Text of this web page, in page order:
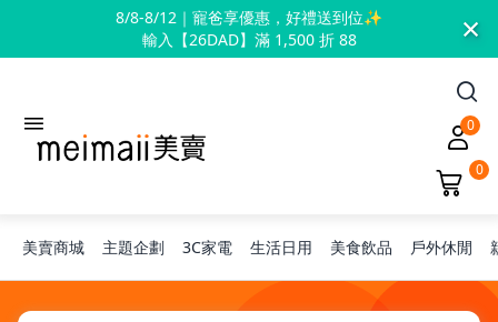
8/8-8/12｜寵爸享優惠，好禮送到位✨
輸入【26DAD】滿 1,500 折 88
×
0
0
美賣商城 主題企劃 3C家電 生活日用 美食飲品 戶外休閒